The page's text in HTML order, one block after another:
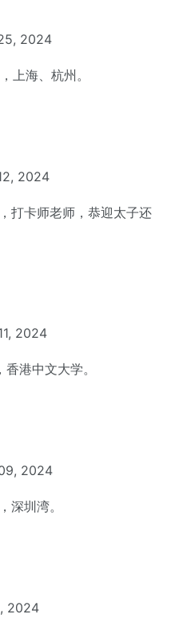
2024
上海、杭州。
2024
打卡师老师，恭迎太子还
2024
港中文大学。
2024
深圳湾。
2024